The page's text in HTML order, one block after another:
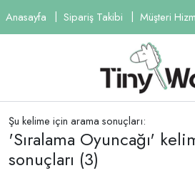
Anasayfa Sipariş Takibi Müşteri
Şu kelime için arama sonuçları:
'Sıralama Oyuncağı'
sonuçları (3)